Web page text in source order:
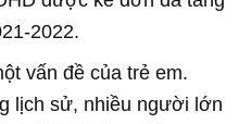
2022.
vấn đề của trẻ em.
lịch sử, nhiều người lớn